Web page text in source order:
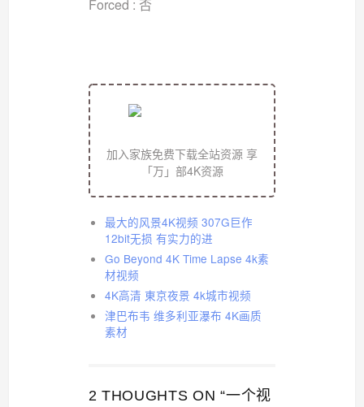
Forced : 否
加入家族免费下载全站资源 享
「万」部4K资源
最大的风景4K视频 307G巨作
12bit无损 有实力的进
Go Beyond 4K Time Lapse 4k素
材视频
4K高清 東京夜景 4k城市视频
津巴布韦 维多利亚瀑布 4K画质
素材
2 THOUGHTS ON “一个视